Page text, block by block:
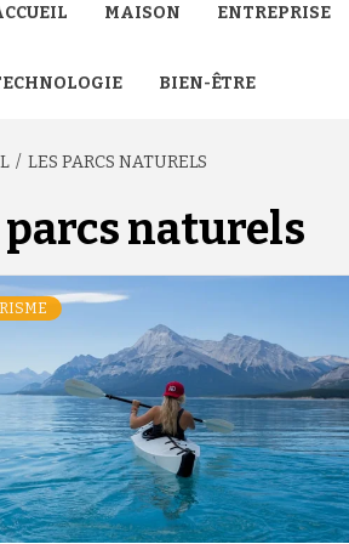
MAISON ENTREPRISE
BIEN-ÊTRE
LES PARCS NATURELS
parcs naturels